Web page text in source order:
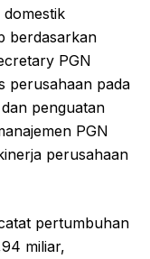
berdasarkan
PGN
perusahaan pada
penguatan
PGN
perusahaan
pertumbuhan
miliar,